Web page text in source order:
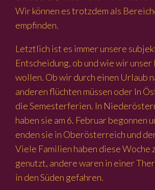
Wir können es trotzdem als
empfinden.
Letztlich ist es immer unsere
Entscheidung, ob und wie wir unser
wollen. Ob wir durch einen Urlaub
anderen flüchten müssen oder In
die Semesterferien. In
haben sie am 6. Februar begonnen
enden sie in Oberösterreich und
Viele Familien haben diese Woche
genutzt, andere waren in einer
in den Süden gefahren.